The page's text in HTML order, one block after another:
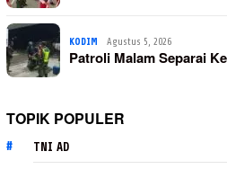
KODIM Agustus 5, 2026
Patroli Malam Separai
TOPIK POPULER
TNI AD